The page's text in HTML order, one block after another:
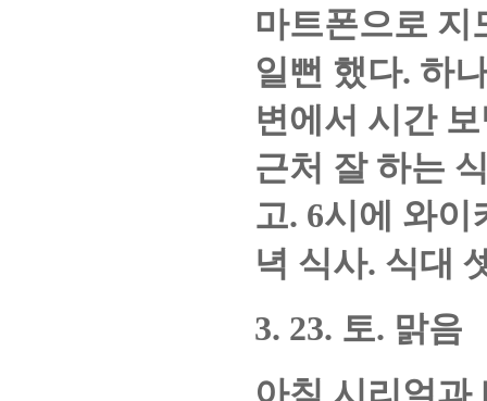
마트폰으로 지
일뻔 했다. 하
변에서 시간
근처 잘 하는
고. 6시에 와이
녁 식사. 식대
3. 23. 토. 맑음